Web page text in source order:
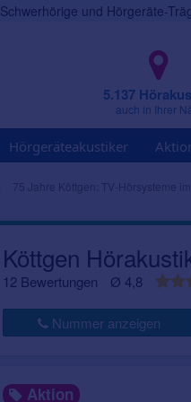
und Hörgeräte-
5.137
auch in Ihrer
Hörgeräteakustiker
75 Jahre Köttgen: TV-Hörsysteme
Köttgen
12 Bewertungen Ø 4,8
Nummer anzeigen
Aktion